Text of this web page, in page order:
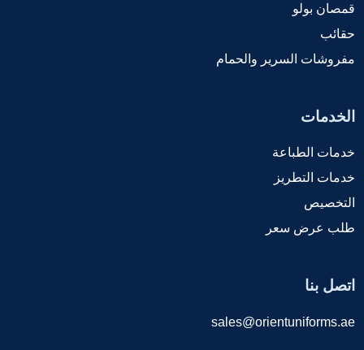
قمصان بولو
حقائب
مفروشات السرير والحمام
الخدمات
خدمات الطباعة
خدمات التطريز
التخصيص
طلب عرض سعر
اتصل بنا
sales@orientuniforms.ae